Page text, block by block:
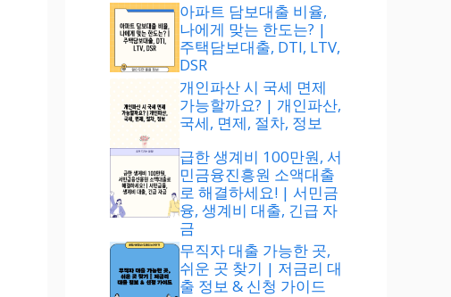
아파트 담보대출 비율,
나에게 맞는 한도는? |
주택담보대출, DTI, LTV,
DSR
개인파산 시 국세 면제
가능할까요? | 개인파산,
국세, 면제, 절차, 정보
급한 생계비 100만원, 서
민금융진흥원 소액대출
로 해결하세요! | 서민금
융, 생계비 대출, 긴급 자
금
무직자 대출 가능한 곳,
쉬운 곳 찾기 | 저금리 대
출 정보 & 신청 가이드